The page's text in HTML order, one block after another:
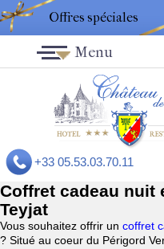
Offres spéciales
+33 05.53.03.70.11
Menu
Coffret cadeau nuit
Teyjat
Vous souhaitez offrir un coffret
? Situé au coeur du Périgord